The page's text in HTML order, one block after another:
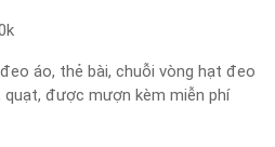
áo, thẻ bài, chuỗi vòng hạt đeo
được mượn kèm miễn phí